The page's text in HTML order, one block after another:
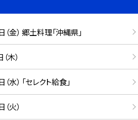
金） 郷土料理「沖縄県」
木）
） 「セレクト給食」
火）